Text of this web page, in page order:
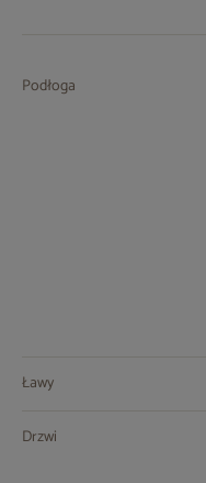
Podłoga
Ławy
Drzwi